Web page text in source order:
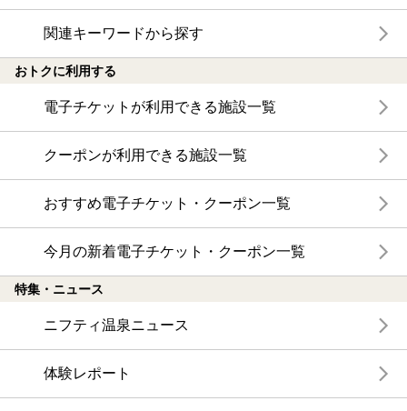
関連キーワードから探す
おトクに利用する
電子チケットが利用できる施設一覧
クーポンが利用できる施設一覧
おすすめ電子チケット・クーポン一覧
今月の新着電子チケット・クーポン一覧
特集・ニュース
ニフティ温泉ニュース
体験レポート